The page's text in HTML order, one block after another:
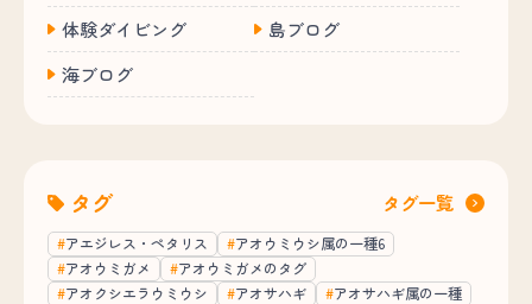
体験ダイビング
島ブログ
海ブログ
タグ タグ一覧
アエジレス・ペタリス
アオウミウシ属の一種6
アオウミガメ
アオウミガメのタグ
アオクシエラウミウシ
アオサハギ
アオサハギ属の一種